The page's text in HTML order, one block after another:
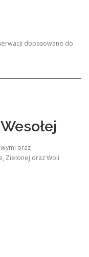
dopasowane do
oraz
Zielonej oraz Woli